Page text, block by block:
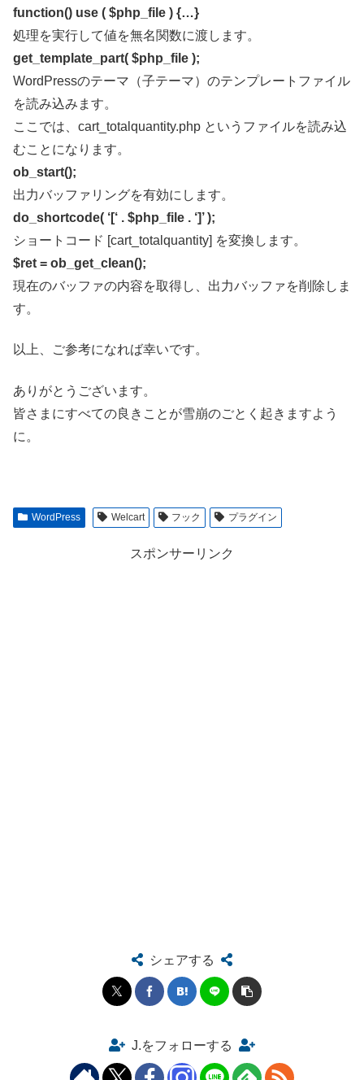
function() use ( $php_file ) {…}
処理を実行して値を無名関数に渡します。
get_template_part( $php_file );
WordPressのテーマ（子テーマ）のテンプレートファイル
を読み込みます。
ここでは、cart_totalquantity.php というファイルを読み込
むことになります。
ob_start();
出力バッファリングを有効にします。
do_shortcode( ‘[‘ . $php_file . ‘]’ );
ショートコード [cart_totalquantity] を変換します。
$ret = ob_get_clean();
現在のバッファの内容を取得し、出力バッファを削除しま
す。
以上、ご参考になれば幸いです。
ありがとうございます。
皆さまにすべての良きことが雪崩のごとく起きますよう
に。
WordPress Welcart フック プラグイン
スポンサーリンク
シェアする
J.をフォローする